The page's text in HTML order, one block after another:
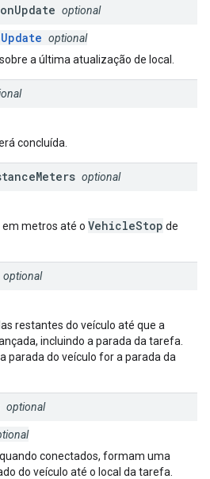
Update optional
optional
a última atualização de local.
concluída.
Meters optional
metros até o VehicleStop de
optional
restantes do veículo até que a
incluindo a parada da tarefa.
parada do veículo for a parada da
optional
conectados, formam uma
do veículo até o local da tarefa.